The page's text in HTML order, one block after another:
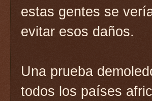
estas gentes se
evitar esos daños.
Una prueba
todos los países